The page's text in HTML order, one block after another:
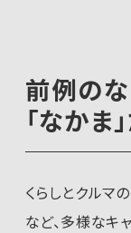
前例の
「なかま
くらしとクルマ
など、多様なキ